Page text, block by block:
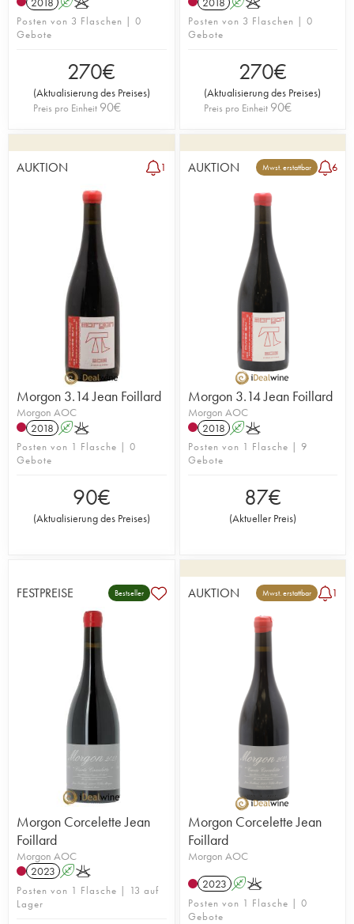
Posten von 3 Flaschen | 0
Gebote
270€
(Aktualisierung des Preises)
Preis pro Einheit 90€
Posten von 3 Flaschen | 0
Gebote
270€
(Aktualisierung des Preises)
Preis pro Einheit 90€
AUKTION 1
Morgon 3.14 Jean Foillard
Morgon AOC
2018 AK
Posten von 1 Flasche | 0
Gebote
90€
(Aktualisierung des Preises)
AUKTION Mwst. erstattbar 6
Morgon 3.14 Jean Foillard
Morgon AOC
2018 AK
Posten von 1 Flasche | 9
Gebote
87€
(Aktueller Preis)
FESTPREISE Bestseller
Morgon Corcelette Jean
Foillard
Morgon AOC
2023 AK
Posten von 1 Flasche | 13 auf
Lager
AUKTION Mwst. erstattbar 1
Morgon Corcelette Jean
Foillard
Morgon AOC
2023 AK
Posten von 1 Flasche | 0
Gebote